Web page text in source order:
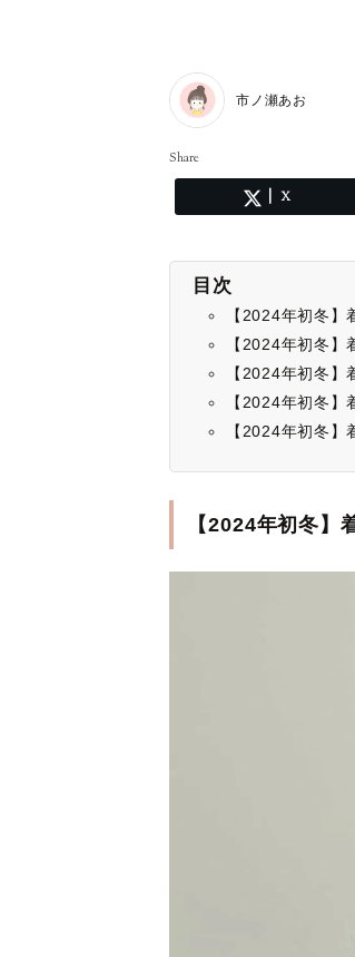
市ノ瀬あお
Share
X
目次
【2024年初冬
【2024年初冬
【2024年初冬
【2024年初冬
【2024年初冬
【2024年初冬